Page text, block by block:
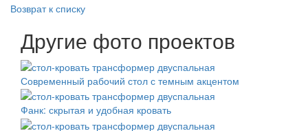
Возврат к списку
Другие фото проектов
Современный рабочий стол с темным акцентом
Фанк: скрытая и удобная кровать